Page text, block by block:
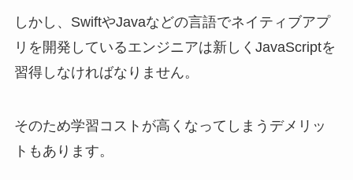
しかし、SwiftやJavaなどの言語でネイティブアプ
リを開発しているエンジニアは新しくJavaScriptを
習得しなければなりません。
そのため学習コストが高くなってしまうデメリッ
トもあります。